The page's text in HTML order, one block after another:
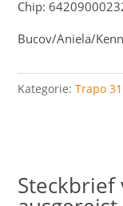
Chip:
Bucov/Aniela/
Kategorie:Trapo